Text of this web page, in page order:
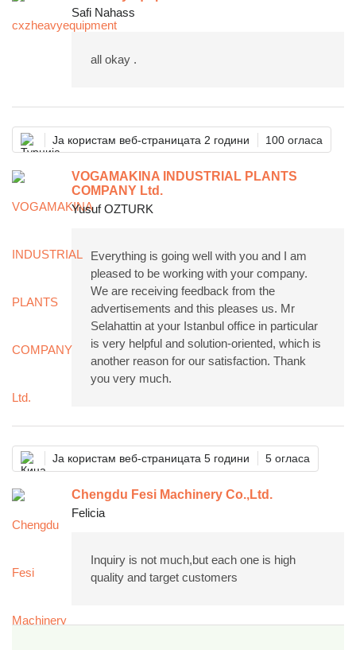
Safi Nahass
all okay .
Ја користам веб-страницата 2 години 100 огласа
VOGAMAKINA INDUSTRIAL PLANTS
COMPANY Ltd.
Yusuf OZTURK
Everything is going well with you and I am
pleased to be working with your company.
We are receiving feedback from the
advertisements and this pleases us. Mr
Selahattin at your Istanbul office in particular
is very helpful and solution-oriented, which is
another reason for our satisfaction. Thank
you very much.
Ја користам веб-страницата 5 години 5 огласа
Chengdu Fesi Machinery Co.,Ltd.
Felicia
Inquiry is not much,but each one is high
quality and target customers